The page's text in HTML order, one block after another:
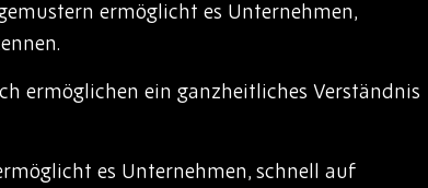
ermöglicht es Unternehmen,
ermöglichen ein ganzheitliches Verständnis
es Unternehmen, schnell auf